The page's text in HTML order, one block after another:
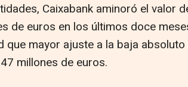
Caixabank aminoró el valor
de euros en los últimos doce
que mayor ajuste a la baja
millones de euros.